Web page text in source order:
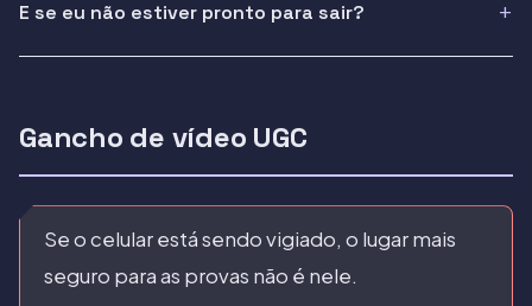
E se eu não estiver pronto para sair?
Gancho de vídeo UGC
Se o celular está sendo vigiado, o lugar mais
seguro para as provas não é nele.